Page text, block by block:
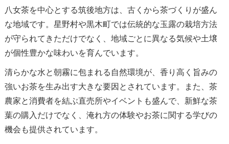
八女茶を中心とする筑後地方は、古くから茶づくりが盛ん
な地域です。星野村や黒木町では伝統的な玉露の栽培方法
が守られてきただけでなく、地域ごとに異なる気候や土壌
が個性豊かな味わいを育んでいます。
清らかな水と朝霧に包まれる自然環境が、香り高く旨みの
強いお茶を生み出す大きな要因とされています。また、茶
農家と消費者を結ぶ直売所やイベントも盛んで、新鮮な茶
葉の購入だけでなく、淹れ方の体験やお茶に関する学びの
機会も提供されています。